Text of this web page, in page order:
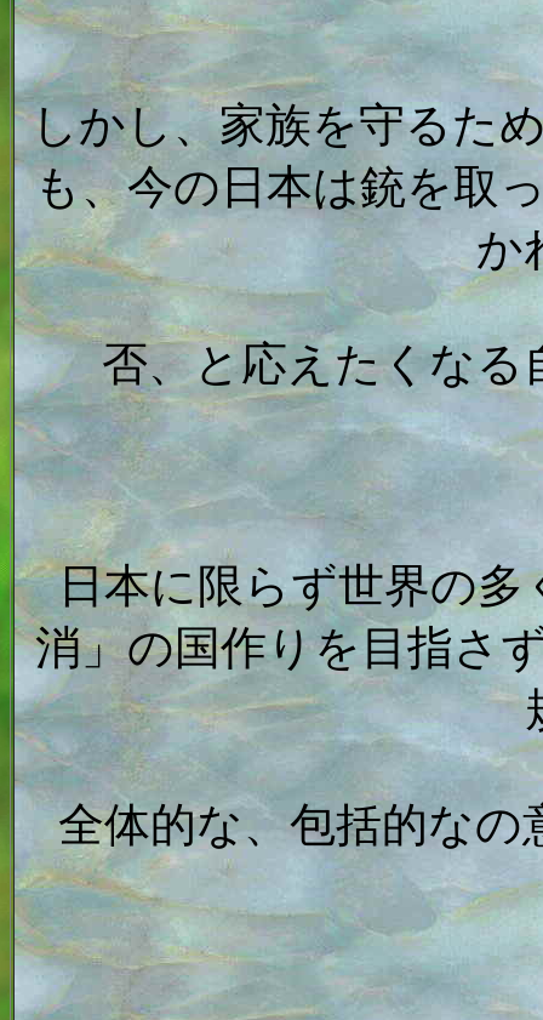
しかし、家族を守るた
も、今の日本は銃を取
か
否、と応えたくな
日本に限らず世界の
消」の国作りを目指さ
全体的な、包括的な